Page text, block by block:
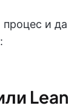
процес и да
Lean